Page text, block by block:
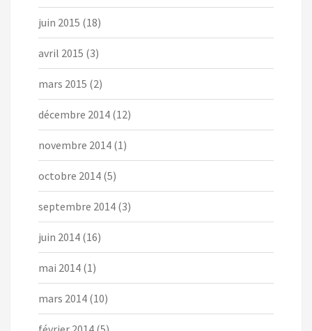
juin 2015 (18)
avril 2015 (3)
mars 2015 (2)
décembre 2014 (12)
novembre 2014 (1)
octobre 2014 (5)
septembre 2014 (3)
juin 2014 (16)
mai 2014 (1)
mars 2014 (10)